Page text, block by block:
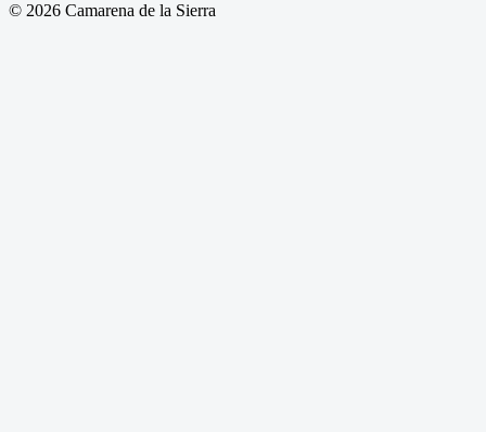
© 2026 Camarena de la Sierra